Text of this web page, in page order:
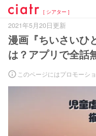
[ シアター ]
2021年5月20日更新
漫画『ちいさいひ
は？アプリで全話
このページにはプロモーシ